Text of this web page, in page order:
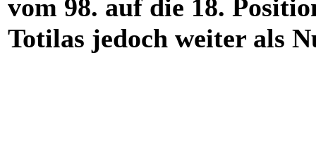
vom 98. auf die 18.
Totilas jedoch weiter als